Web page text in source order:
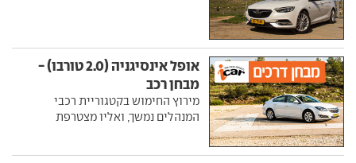
אופל אינסיגניה (2.0 טורבו) -
מבחן רכב
מירוץ החימוש בקטגוריית רכבי
המנהלים נמשך, ואליו מצטרפת